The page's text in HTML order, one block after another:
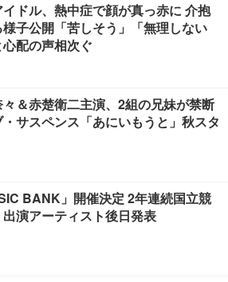
イドル、熱中症で顔が真っ赤に 介抱
様子公開「苦しそう」「無理しない
配の声相次ぐ
＆赤楚衛二主演、2組の兄妹が禁断
サスペンス「あにいもうと」秋スタ
BANK」開催決定 2年連続国立競
演アーティスト後日発表